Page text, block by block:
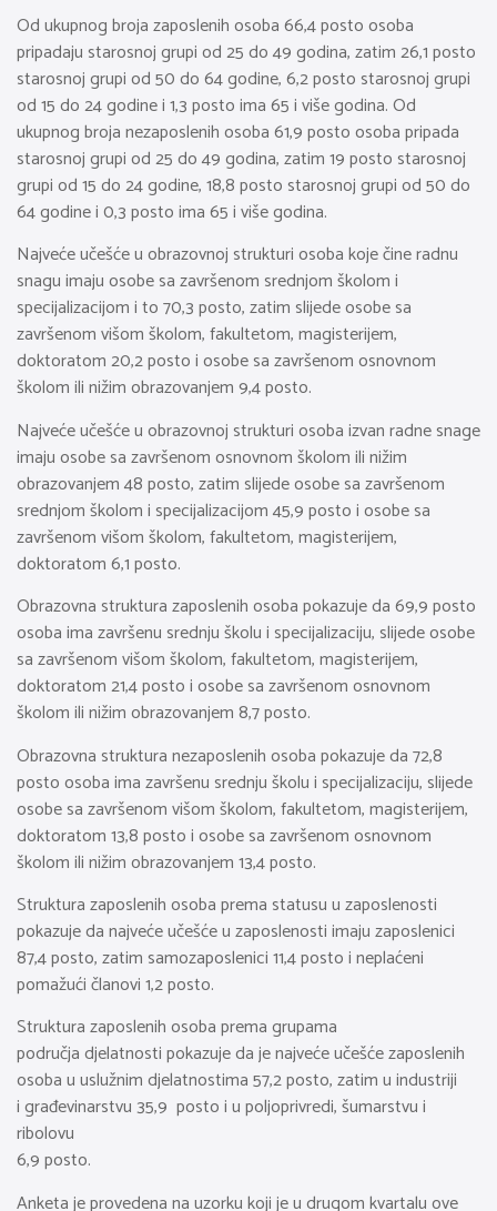
Od ukupnog broja zaposlenih osoba 66,4 posto osoba
pripadaju starosnoj grupi od 25 do 49 godina, zatim 26,1 posto
starosnoj grupi od 50 do 64 godine, 6,2 posto starosnoj grupi
od 15 do 24 godine i 1,3 posto ima 65 i više godina. Od
ukupnog broja nezaposlenih osoba 61,9 posto osoba pripada
starosnoj grupi od 25 do 49 godina, zatim 19 posto starosnoj
grupi od 15 do 24 godine, 18,8 posto starosnoj grupi od 50 do
64 godine i 0,3 posto ima 65 i više godina.
Najveće učešće u obrazovnoj strukturi osoba koje čine radnu
snagu imaju osobe sa završenom srednjom školom i
specijalizacijom i to 70,3 posto, zatim slijede osobe sa
završenom višom školom, fakultetom, magisterijem,
doktoratom 20,2 posto i osobe sa završenom osnovnom
školom ili nižim obrazovanjem 9,4 posto.
Najveće učešće u obrazovnoj strukturi osoba izvan radne snage
imaju osobe sa završenom osnovnom školom ili nižim
obrazovanjem 48 posto, zatim slijede osobe sa završenom
srednjom školom i specijalizacijom 45,9 posto i osobe sa
završenom višom školom, fakultetom, magisterijem,
doktoratom 6,1 posto.
Obrazovna struktura zaposlenih osoba pokazuje da 69,9 posto
osoba ima završenu srednju školu i specijalizaciju, slijede osobe
sa završenom višom školom, fakultetom, magisterijem,
doktoratom 21,4 posto i osobe sa završenom osnovnom
školom ili nižim obrazovanjem 8,7 posto.
Obrazovna struktura nezaposlenih osoba pokazuje da 72,8
posto osoba ima završenu srednju školu i specijalizaciju, slijede
osobe sa završenom višom školom, fakultetom, magisterijem,
doktoratom 13,8 posto i osobe sa završenom osnovnom
školom ili nižim obrazovanjem 13,4 posto.
Struktura zaposlenih osoba prema statusu u zaposlenosti
pokazuje da najveće učešće u zaposlenosti imaju zaposlenici
87,4 posto, zatim samozaposlenici 11,4 posto i neplaćeni
pomažući članovi 1,2 posto.
Struktura zaposlenih osoba prema grupama
područja djelatnosti pokazuje da je najveće učešće zaposlenih
osoba u uslužnim djelatnostima 57,2 posto, zatim u industriji
i građevinarstvu 35,9 posto i u poljoprivredi, šumarstvu i
ribolovu
6,9 posto.
Anketa je provedena na uzorku koji je u drugom kvartalu ove